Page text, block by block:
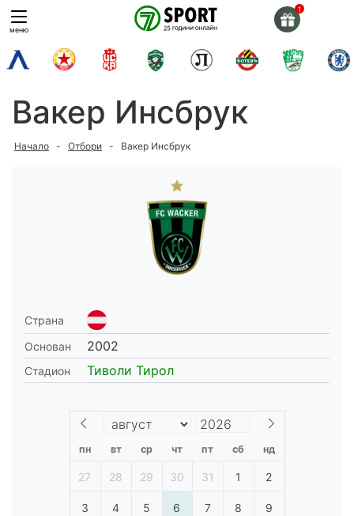
Skip
to
content
меню
Вакер Инсбрук
Начало - Отбори - Вакер Инсбрук
Страна
Основан
2002
Стадион Тиволи Тирол
пн вт ср чт пт сб нд
27 28 29 30 31 1 2
3 4 5 6 7 8 9